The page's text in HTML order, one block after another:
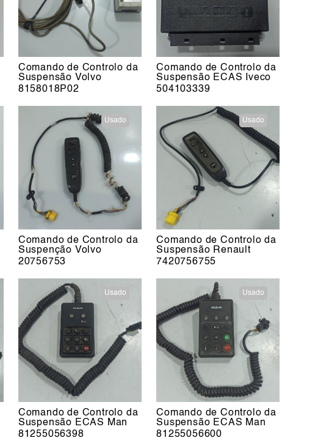
Comando de Controlo da
Suspensão Volvo
8158018P02
Comando de Controlo da
Suspensão ECAS Iveco
504103339
Usado
Comando de Controlo da
Suspenção Volvo
20756753
Usado
Comando de Controlo da
Suspensão Renault
7420756755
Usado
Comando de Controlo da
Suspensão ECAS Man
81255056398
Usado
Comando de Controlo da
Suspensão ECAS Man
81255056600